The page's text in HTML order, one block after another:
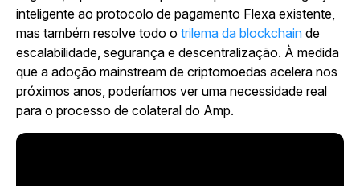
inteligente ao protocolo de pagamento Flexa existente,
mas também resolve todo o trilema da blockchain de
escalabilidade, segurança e descentralização. À medida
que a adoção mainstream de criptomoedas acelera nos
próximos anos, poderíamos ver uma necessidade real
para o processo de colateral do Amp.